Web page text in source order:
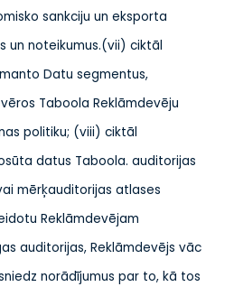
sankciju un eksporta
un noteikumus.(vii) ciktāl
Datu segmentus,
Taboola Reklāmdevēju
politiku; (viii) ciktāl
datus Taboola. auditorijas
mērķauditorijas atlases
Reklāmdevējam
auditorijas, Reklāmdevējs vāc
norādījumus par to, kā tos